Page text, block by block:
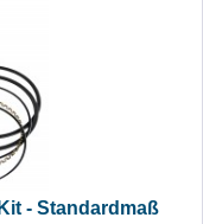
- Standardmaß